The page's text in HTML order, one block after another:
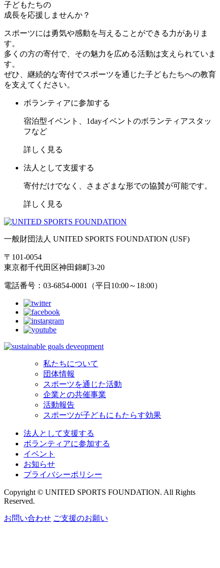
子どもたちの
成長を応援しませんか？
スポーツには勇気や感動を与えることができる力がありま
す。
多くの方の寄付で、その魅力を広める活動は支えられていま
す。
ぜひ、継続的な寄付でスポーツを通じた子どもたちへの教育
を支えてください。
ボランティアに参加する
宿泊型イベント、1dayイベントのボランティアスタッ
フなど
詳しく見る
法人として支援する
寄付だけでなく、さまざまな形での協賛が可能です。
詳しく見る
一般財団法人 UNITED SPORTS FOUNDATION (USF)
〒101-0054
東京都千代田区神田錦町3-20
電話番号：03-6854-0001（平日10:00～18:00）
私たちについて
団体情報
スポーツを通じた活動
企業との共催事業
活動報告
スポーツが子どもにもたらす効果
法人として支援する
ボランティアに参加する
イベント
お知らせ
プライバシーポリシー
Copyright © UNITED SPORTS FOUNDATION. All Rights
Reserved.
お問い合わせ ご支援のお願い